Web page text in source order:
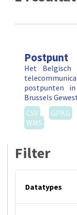
Postpunt
Het
postpunten
Brussels
CSV
GPKG
WMS
Filter
Datatypes